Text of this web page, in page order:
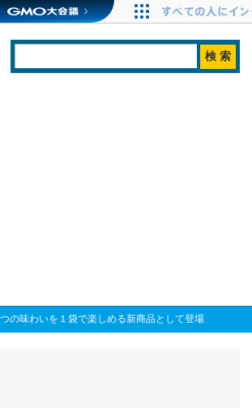
の味わいを１袋で楽しめる新商品として登場